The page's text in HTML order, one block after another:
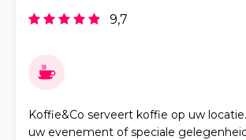
9,7
Koffie&Co serveert koffie op uw
uw evenement of speciale